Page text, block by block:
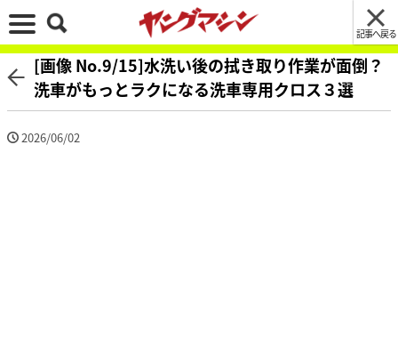
記事へ戻る
[画像 No.9/15]水洗い後の拭き取り作業が面倒？
洗車がもっとラクになる洗車専用クロス３選
2026/06/02